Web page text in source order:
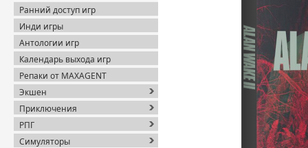
Ранний доступ игр
Инди игры
Антологии игр
Календарь выхода игр
Репаки от MAXAGENT
Экшен
Приключения
РПГ
Симуляторы